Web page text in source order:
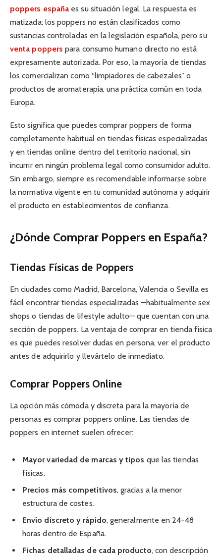
poppers españa es su situación legal. La respuesta es
matizada: los poppers no están clasificados como
sustancias controladas en la legislación española, pero su
venta poppers para consumo humano directo no está
expresamente autorizada. Por eso, la mayoría de tiendas
los comercializan como “limpiadores de cabezales” o
productos de aromaterapia, una práctica común en toda
Europa.
Esto significa que puedes comprar poppers de forma
completamente habitual en tiendas físicas especializadas
y en tiendas online dentro del territorio nacional, sin
incurrir en ningún problema legal como consumidor adulto.
Sin embargo, siempre es recomendable informarse sobre
la normativa vigente en tu comunidad autónoma y adquirir
el producto en establecimientos de confianza.
¿Dónde Comprar Poppers en España?
Tiendas Físicas de Poppers
En ciudades como Madrid, Barcelona, Valencia o Sevilla es
fácil encontrar tiendas especializadas —habitualmente sex
shops o tiendas de lifestyle adulto— que cuentan con una
sección de poppers. La ventaja de comprar en tienda física
es que puedes resolver dudas en persona, ver el producto
antes de adquirirlo y llevártelo de inmediato.
Comprar Poppers Online
La opción más cómoda y discreta para la mayoría de
personas es comprar poppers online. Las tiendas de
poppers en internet suelen ofrecer:
Mayor variedad de marcas y tipos que las tiendas
físicas.
Precios más competitivos, gracias a la menor
estructura de costes.
Envío discreto y rápido, generalmente en 24-48
horas dentro de España.
Fichas detalladas de cada producto, con descripción